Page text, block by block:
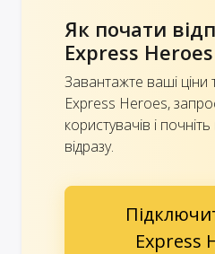
Як почати
Express Heroes
Завантажте ваші ціни
Express Heroes,
користувачів і
відразу.
Express